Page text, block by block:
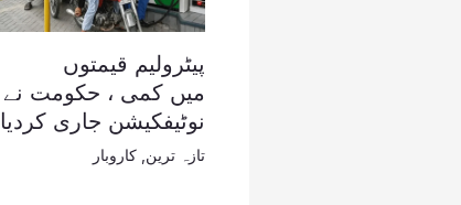
پیٹرولیم قیمتوں
میں کمی ، حکومت نے
نوٹیفکیشن جاری کردیا
تازہ ترین کاروبار